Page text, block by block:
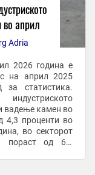
во април
Adria
2026 година е
на април 2025
за статистика.
вадење камен во
4,3 проценти во
во секторот
пораст од 6,8